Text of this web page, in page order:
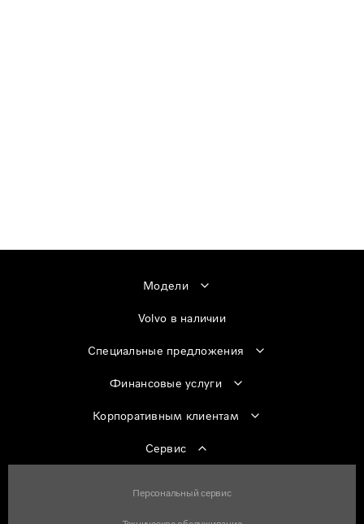
Модели
Volvo в наличии
Специальные предложения
Финансовые услуги
Корпоративным клиентам
Сервис
Персональный сервис